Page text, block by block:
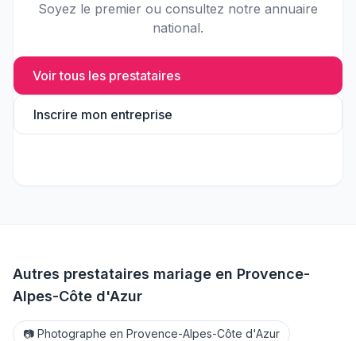
Soyez le premier ou consultez notre annuaire
national.
Voir tous les prestataires
Inscrire mon entreprise
Autres prestataires mariage en Provence-
Alpes-Côte d'Azur
📷 Photographe en Provence-Alpes-Côte d'Azur